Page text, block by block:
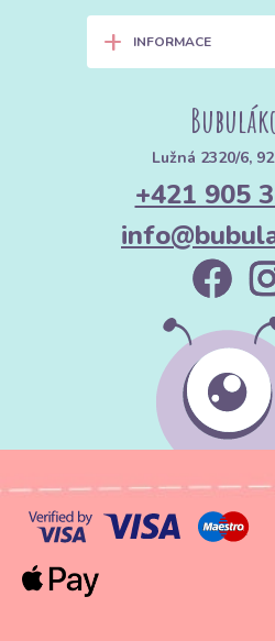
+ INFORMACE
Lužná 2320/6,
+421 905